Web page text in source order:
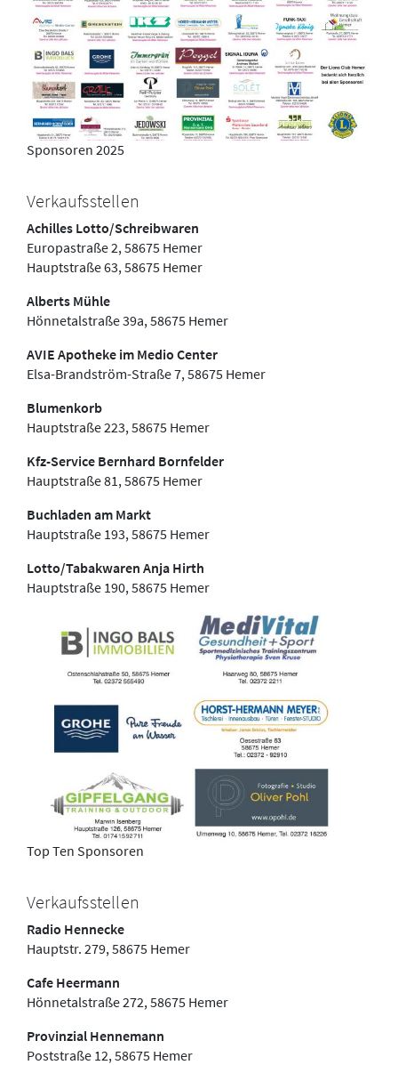
Sponsoren 2025
Verkaufsstellen
Achilles Lotto/Schreibwaren
Europastraße 2, 58675 Hemer
Hauptstraße 63, 58675 Hemer
Alberts Mühle
Hönnetalstraße 39a, 58675 Hemer
AVIE Apotheke im Medio Center
Elsa-Brandström-Straße 7, 58675 Hemer
Blumenkorb
Hauptstraße 223, 58675 Hemer
Kfz-Service Bernhard Bornfelder
Hauptstraße 81, 58675 Hemer
Buchladen am Markt
Hauptstraße 193, 58675 Hemer
Lotto/Tabakwaren Anja Hirth
Hauptstraße 190, 58675 Hemer
Top Ten Sponsoren
Verkaufsstellen
Radio Hennecke
Hauptstr. 279, 58675 Hemer
Cafe Heermann
Hönnetalstraße 272, 58675 Hemer
Provinzial Hennemann
Poststraße 12, 58675 Hemer